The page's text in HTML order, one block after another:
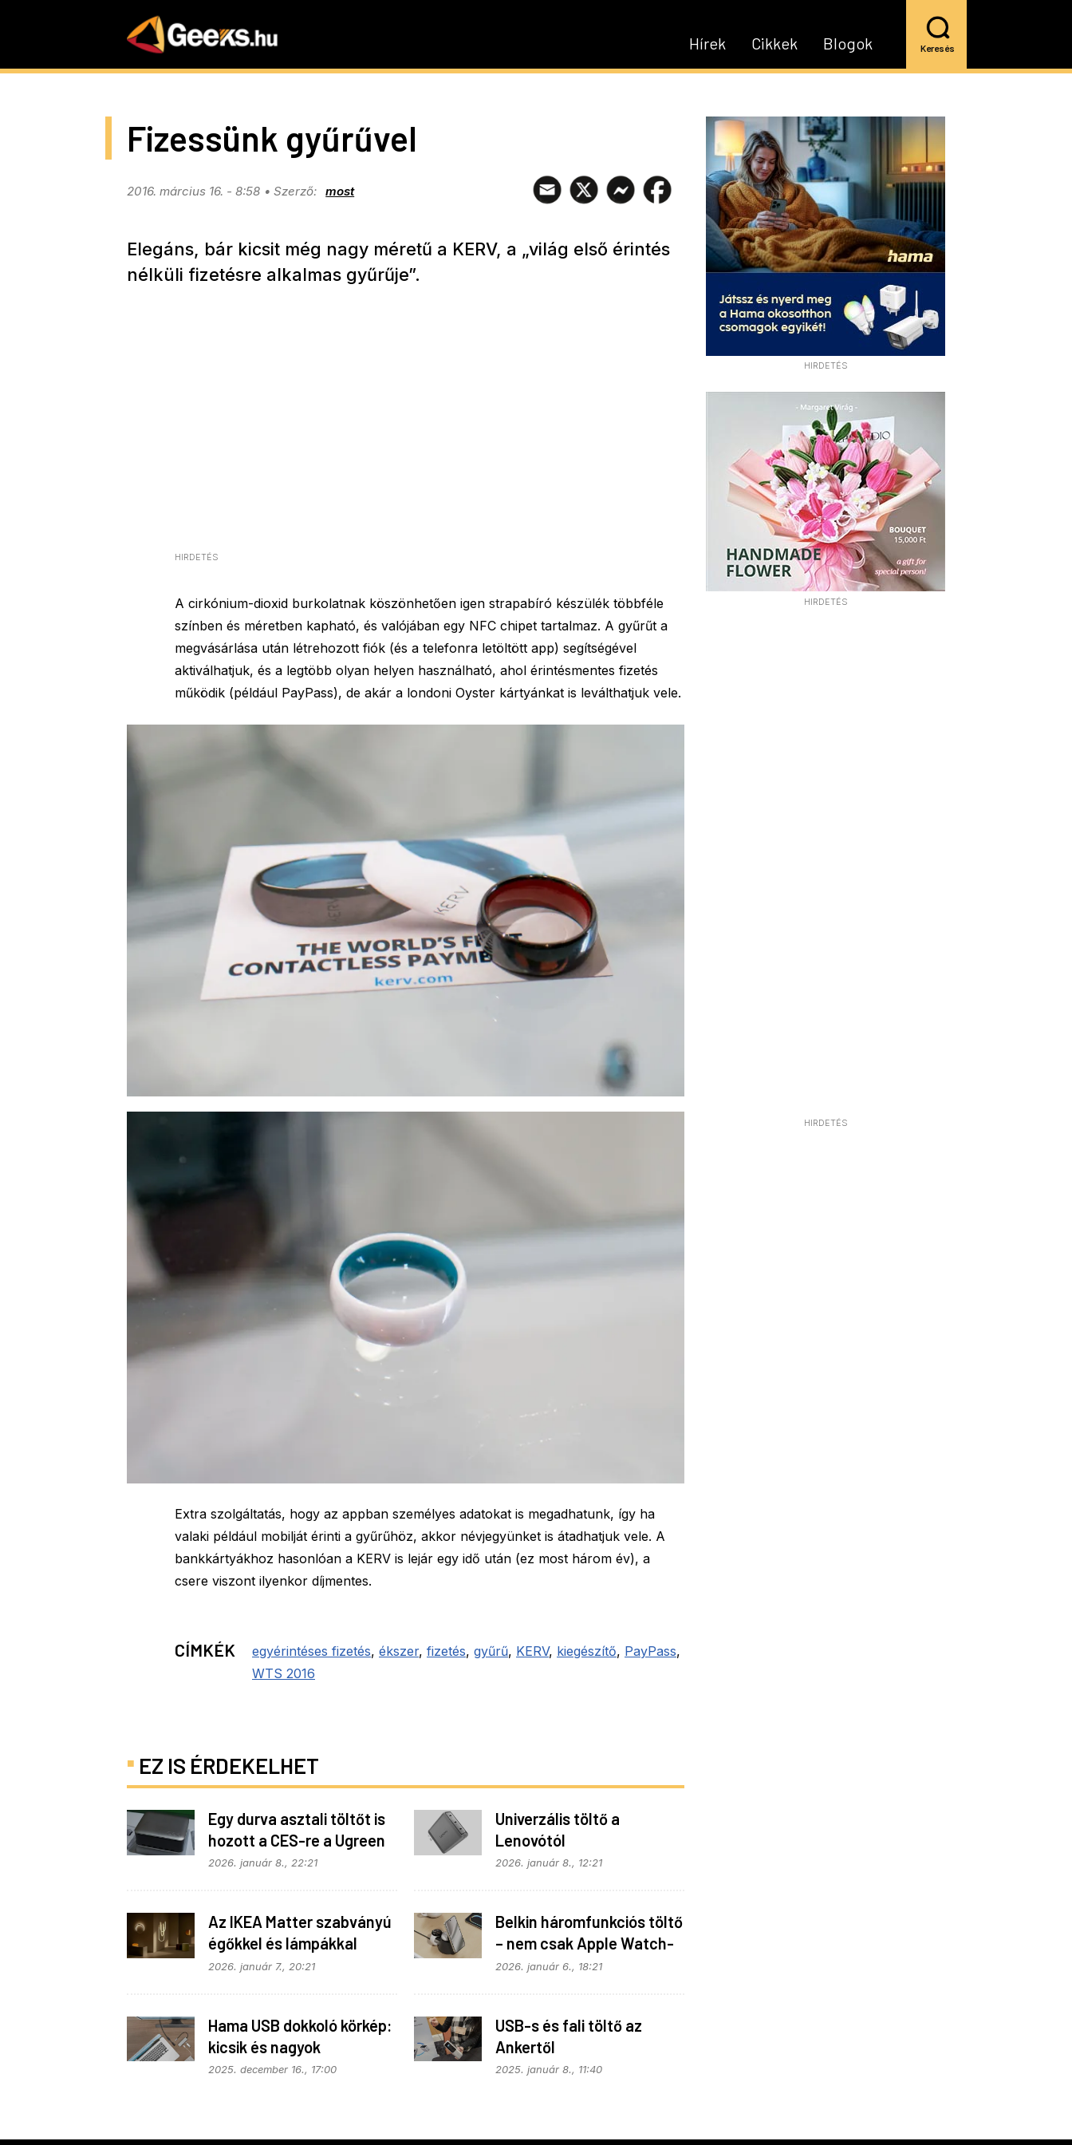
Blogok
Cikkek
Hírek Keresés
HIRDETÉS
HIRDETÉS
HIRDETÉS
Fizessünk gyűrűvel
2016. március 16. - 8:58 most
Elegáns, bár kicsit még nagy méretű a KERV, a „világ első érintés
nélküli fizetésre alkalmas gyűrűje”.
HIRDETÉS
A cirkónium-dioxid burkolatnak köszönhetően igen strapabíró készülék többféle
színben és méretben kapható, és valójában egy NFC chipet tartalmaz. A gyűrűt a
megvásárlása után létrehozott fiók (és a telefonra letöltött app) segítségével
aktiválhatjuk, és a legtöbb olyan helyen használható, ahol érintésmentes fizetés
működik (például PayPass), de akár a londoni Oyster kártyánkat is leválthatjuk vele.
Extra szolgáltatás, hogy az appban személyes adatokat is megadhatunk, így ha
valaki például mobilját érinti a gyűrűhöz, akkor névjegyünket is átadhatjuk vele. A
bankkártyákhoz hasonlóan a KERV is lejár egy idő után (ez most három év), a
csere viszont ilyenkor díjmentes.
CÍMKÉK egyérintéses fizetés, ékszer, fizetés, gyűrű, KERV, kiegészítő, PayPass,
WTS 2016
EZ IS ÉRDEKELHET
Egy durva asztali töltőt is
hozott a CES-re a Ugreen
2026. január 8., 22:21
Univerzális töltő a
Lenovótól
2026. január 8., 12:21
Az IKEA Matter szabványú
égőkkel és lámpákkal
vette be Las Vegast
2026. január 7., 20:21
Belkin háromfunkciós töltő
– nem csak Apple Watch-
hoz
2026. január 6., 18:21
Hama USB dokkoló körkép:
kicsik és nagyok
2025. december 16., 17:00
USB-s és fali töltő az
Ankertől
2025. január 8., 11:40